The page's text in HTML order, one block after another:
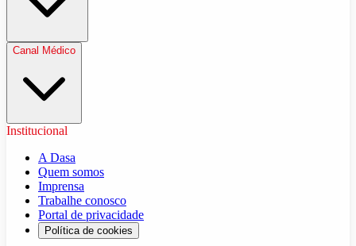
Canal Médico
Institucional
A Dasa
Quem somos
Imprensa
Trabalhe conosco
Portal de privacidade
Política de cookies